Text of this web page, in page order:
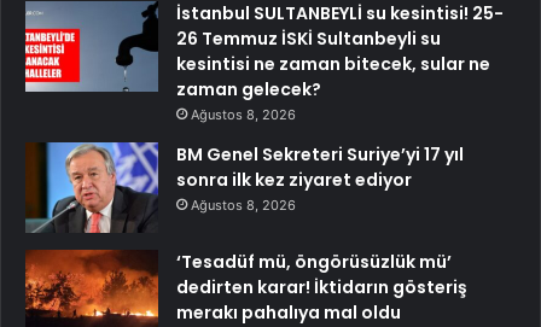
İstanbul SULTANBEYLİ su kesintisi! 25-
26 Temmuz İSKİ Sultanbeyli su
kesintisi ne zaman bitecek, sular ne
zaman gelecek?
Ağustos 8, 2026
BM Genel Sekreteri Suriye’yi 17 yıl
sonra ilk kez ziyaret ediyor
Ağustos 8, 2026
‘Tesadüf mü, öngörüsüzlük mü’
dedirten karar! İktidarın gösteriş
merakı pahalıya mal oldu